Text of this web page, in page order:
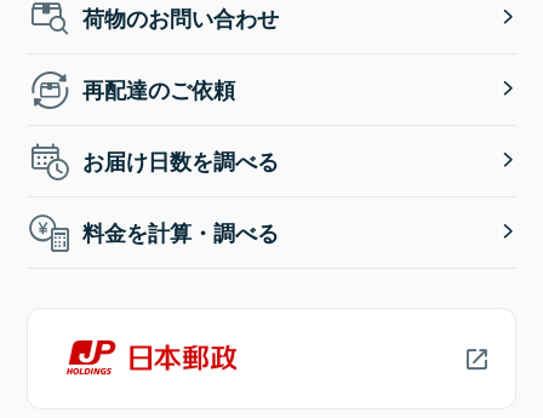
荷物のお問い合わせ
再配達のご依頼
お届け日数を調べる
料金を計算・調べる